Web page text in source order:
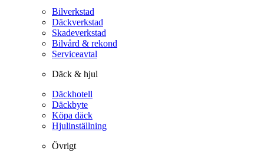
Bilverkstad
Däckverkstad
Skadeverkstad
Bilvård & rekond
Serviceavtal
Däck & hjul
Däckhotell
Däckbyte
Köpa däck
Hjulinställning
Övrigt